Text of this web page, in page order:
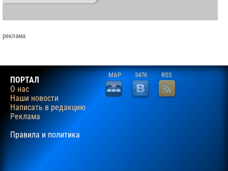
реклама
ПОРТАЛ
О нас
Наши новости
Написать в редакцию
Реклама
Правила и политика
MAP 3476 RSS